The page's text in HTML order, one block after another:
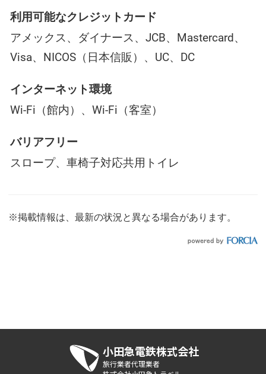
利用可能なクレジットカード
アメックス、ダイナース、JCB、Mastercard、
Visa、NICOS（日本信販）、UC、DC
インターネット環境
Wi-Fi（館内）、Wi-Fi（客室）
バリアフリー
スロープ、車椅子対応共用トイレ
※掲載情報は、最新の状況と異なる場合があります。
小田急電鉄株式会社
旅行業者代理業者